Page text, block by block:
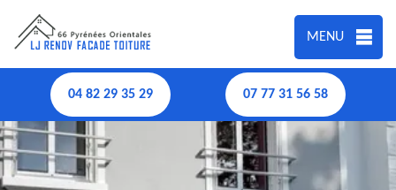
MENU
04 82 29 35 29 07 77 31 56 58